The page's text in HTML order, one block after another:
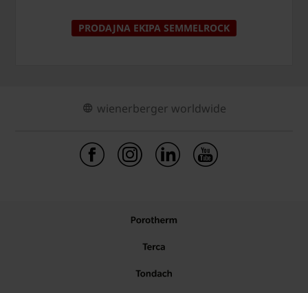
PRODAJNA EKIPA SEMMELROCK
wienerberger worldwide